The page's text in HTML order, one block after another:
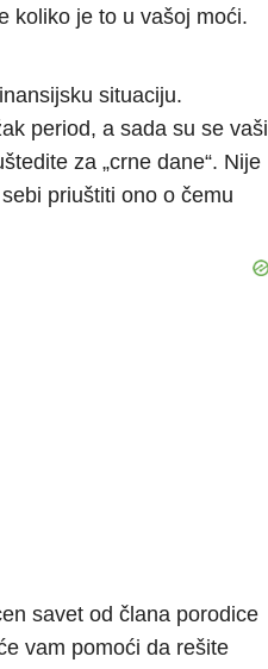
koliko je to u vašoj moći.
situaciju.
period, a sada su se vaši
za „crne dane“. Nije
priuštiti ono o čemu
savet od člana porodice
vam pomoći da rešite